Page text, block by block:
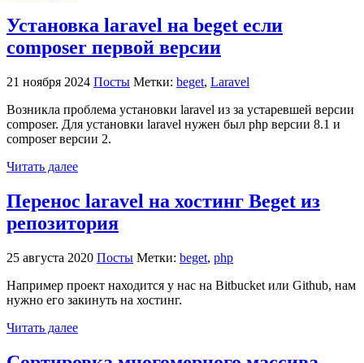
Установка laravel на beget если
composer первой версии
21 ноября 2024 Посты Метки: beget, Laravel
Возникла проблема установки laravel из за устаревшей версии
composer. Для установки laravel нужен был php версии 8.1 и
composer версии 2.
Читать далее
Перенос laravel на хостинг Beget из
репозитория
25 августа 2020 Посты Метки: beget, php
Например проект находится у нас на Bitbucket или Github, нам
нужно его закинуть на хостинг.
Читать далее